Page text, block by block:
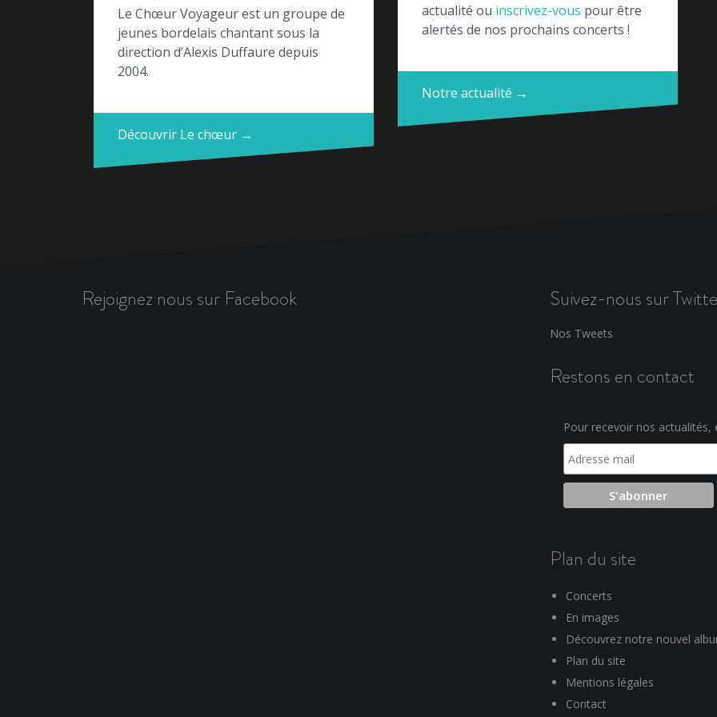
Le Chœur Voyageur est un groupe de
jeunes bordelais chantant sous la
direction d’Alexis Duffaure depuis
2004.
Découvrir Le chœur →
actualité ou inscrivez-vous pour être
alertés de nos prochains concerts !
Notre actualité →
Rejoignez nous sur Facebook Suivez-nous sur
Nos Tweets
Restons en contact
Pour recevoir nos
Plan du site
Concerts
En images
Découvrez notre nouvel
Plan du site
Mentions légales
Contact